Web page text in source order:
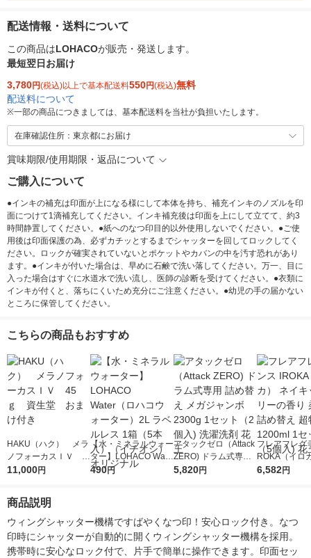
配送情報・送料について
この商品はLOHACOが販売・発送します。
最短翌日お届け
3,780円(税込)以上で基本配送料550円(税込)無料
配送料について
※一部の商品につきましては、基本配送料を当社が負担いたします。
在庫確認住所：東京都にお届け
賞味期限/使用期限・返品について
ご購入について
●インキの補充は印面が上になる様にして本体を持ち、補充インキのノズルを印
面につけて1滴補充してください。インキ補充後は印面を上にして立てて、約3
時間静置してください。●紙へのなつ印目的以外使用しないでください。●ご使
用後は印面保護の為、必ずカチッとするまでシャッターを回してロックしてく
ださい。ロックが確実されていないとポケットやカバンの中を汚す恐れがあり
ます。●インキが付いた場合は、早めに石鹸で洗い落してください。万一、目に
入った場合はすぐに水道水で洗い流し、医師の診断を受けてください。●衣類に
インキが付くと、落ちにくいため充分にご注意ください。●幼児の手の届かない
ところに保管してください。
こちらの商品もおすすめ
HAKU（ハク） メラ
ノフォーカスＩＶ 4
5ｇ 資生堂 おまけ
11,000円
【水・ミネラルウォー
ター】LOHACO Wate
r（ロハコウォータ
490円
アタックゼロ（Attack
ZERO) ドラム式専用
詰め替え メガジャン
5,820円
フレアフレグ
ROKA（イロ
イキッドリリ
6,582円
商品説明
ウィングシャッター機構ですばやくなつ印！安心ロック付き。なつ
印時にシャッターが自動的に開くウィングシャッター機構を採用。
携帯時に安心なロック付で、片手で簡単に操作できます。印面セッ